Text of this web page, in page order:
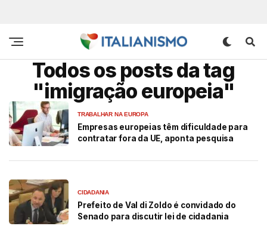
Todos os posts da tag
"imigração europeia"
TRABALHAR NA EUROPA
Empresas europeias têm dificuldade para
contratar fora da UE, aponta pesquisa
CIDADANIA
Prefeito de Val di Zoldo é convidado do
Senado para discutir lei de cidadania